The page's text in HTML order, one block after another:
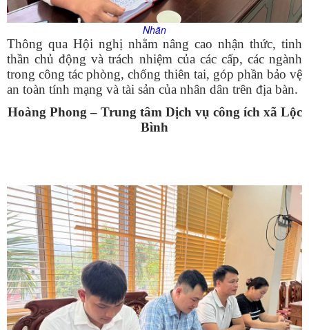
Nhãn
Thông qua Hội nghị nhằm nâng cao nhận thức, tinh
thần chủ động và trách nhiệm của các cấp, các ngành
trong công tác phòng, chống thiên tai, góp phần bảo vệ
an toàn tính mạng và tài sản của nhân dân trên địa bàn.
Hoàng Phong – Trung tâm Dịch vụ công ích xã Lộc
Bình